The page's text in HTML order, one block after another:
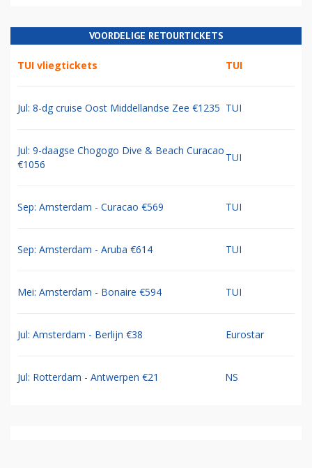
VOORDELIGE RETOURTICKETS
TUI vliegtickets TUI
Jul: 8-dg cruise Oost Middellandse Zee €1235 TUI
Jul: 9-daagse Chogogo Dive & Beach Curacao
€1056
TUI
Sep: Amsterdam - Curacao €569 TUI
Sep: Amsterdam - Aruba €614 TUI
Mei: Amsterdam - Bonaire €594 TUI
Jul: Amsterdam - Berlijn €38 Eurostar
Jul: Rotterdam - Antwerpen €21 NS